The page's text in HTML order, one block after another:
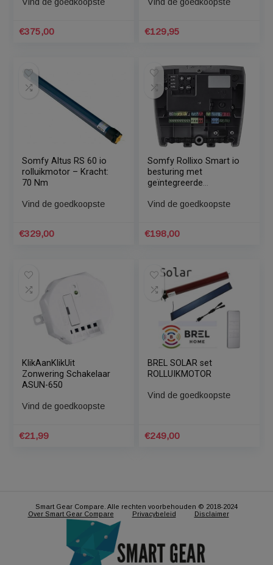
Somfy Altus RS 60 io
rolluikmotor – Kracht:
85 Nm
Vind de goedkoopste
Brel MR35 buismotor
met mono-directionele
ontvanger en
mechanische afstelling
– Kracht: 13 Nm
Vind de goedkoopste
Somfy Altus RS 60 io
rolluikmotor – Kracht:
70 Nm
Vind de goedkoopste
€329,00
Somfy Rollixo Smart io
besturing met
geïntegreerde
ontvanger
Vind de goedkoopste
€198,00
KlikAanKlikUit
Zonwering Schakelaar
ASUN-650
Vind de goedkoopste